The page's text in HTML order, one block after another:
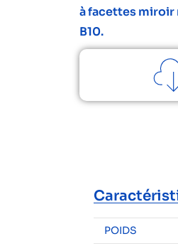
à facettes miroir
B10.
POIDS